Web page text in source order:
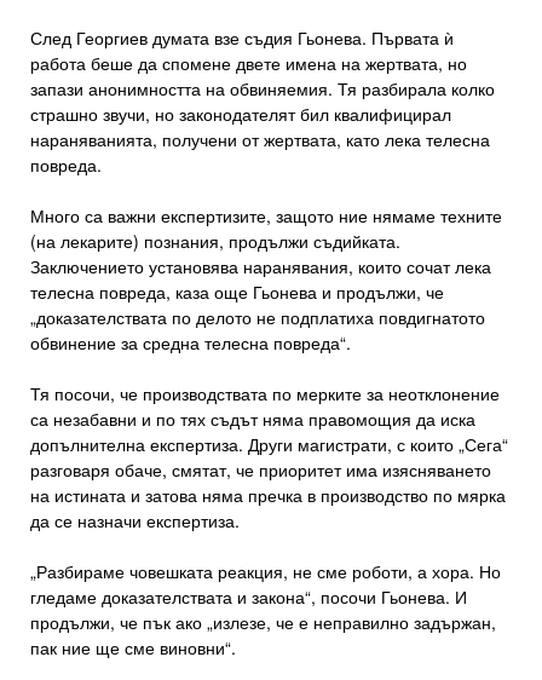
След Георгиев думата взе съдия Гьонева. Първата ѝ
работа беше да спомене двете имена на жертвата, но
запази анонимността на обвиняемия. Тя разбирала колко
страшно звучи, но законодателят бил квалифицирал
нараняванията, получени от жертвата, като лека телесна
повреда.
Много са важни експертизите, защото ние нямаме техните
(на лекарите) познания, продължи съдийката.
Заключението установява наранявания, които сочат лека
телесна повреда, каза още Гьонева и продължи, че
„доказателствата по делото не подплатиха повдигнатото
обвинение за средна телесна повреда“.
Тя посочи, че производствата по мерките за неотклонение
са незабавни и по тях съдът няма правомощия да иска
допълнителна експертиза. Други магистрати, с които „Сега“
разговаря обаче, смятат, че приоритет има изясняването
на истината и затова няма пречка в производство по мярка
да се назначи експертиза.
„Разбираме човешката реакция, не сме роботи, а хора. Но
гледаме доказателствата и закона“, посочи Гьонева. И
продължи, че пък ако „излезе, че е неправилно задържан,
пак ние ще сме виновни“.